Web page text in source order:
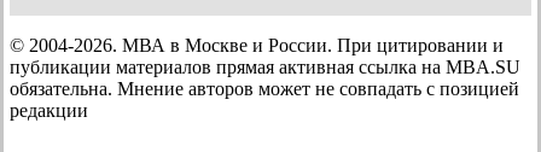
© 2004-2026. МВА в Москве и России. При цитировании и
публикации материалов прямая активная ссылка на MBA.SU
обязательна. Мнение авторов может не совпадать с позицией
редакции